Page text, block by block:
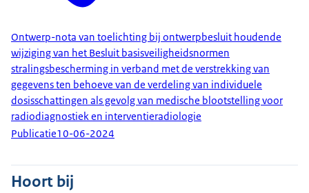
Ontwerp-nota van toelichting bij ontwerpbesluit houdende
wijziging van het Besluit basisveiligheidsnormen
stralingsbescherming in verband met de verstrekking van
gegevens ten behoeve van de verdeling van individuele
dosisschattingen als gevolg van medische blootstelling voor
radiodiagnostiek en interventieradiologie
Publicatie10-06-2024
Hoort bij